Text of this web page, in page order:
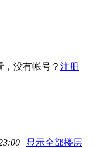
，没有帐号？ 注册
| 显示全部楼层